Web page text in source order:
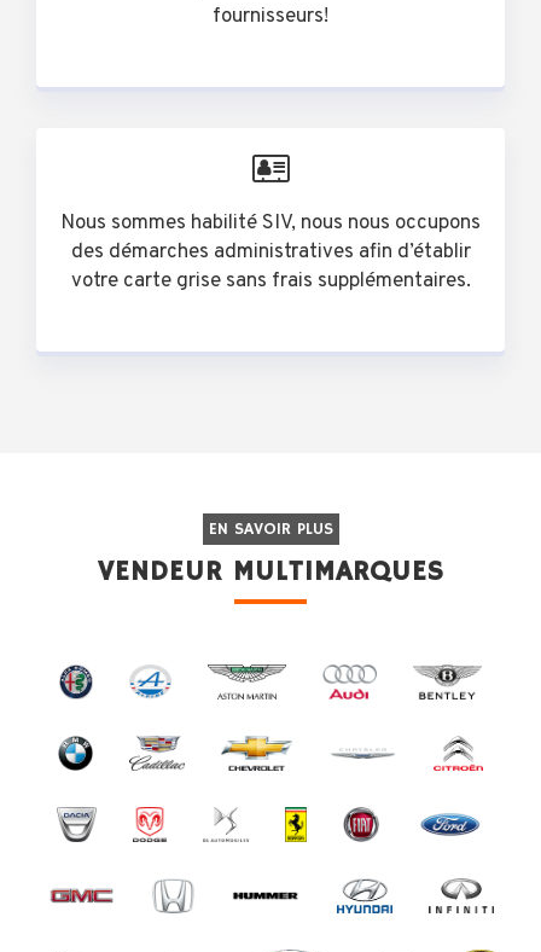
fournisseurs!
Nous sommes habilité SIV, nous nous occupons
des démarches administratives afin d’établir
votre carte grise sans frais supplémentaires.
EN SAVOIR PLUS
VENDEUR MULTIMARQUES